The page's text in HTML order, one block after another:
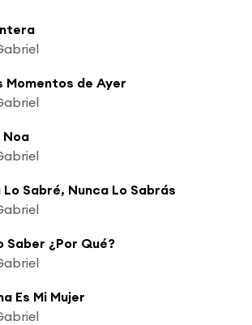
Momentos de Ayer
Noa
Lo Sabré, Nunca Lo Sabrás
Saber ¿Por Qué?
Es Mi Mujer